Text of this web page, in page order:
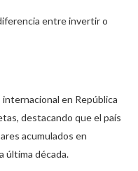
entre invertir o
en República
destacando que el país
acumulados en
última década.